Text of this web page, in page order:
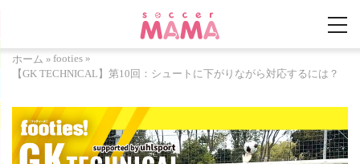
ホーム » footies »
【GK TECHNICAL】第10回：シュートに下がりながら対応するには？